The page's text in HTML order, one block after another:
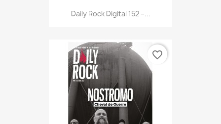
Daily Rock Digital 152 –...
favorite_border